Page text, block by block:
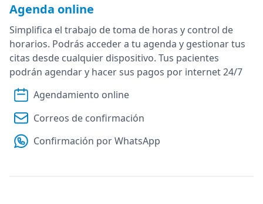
Agenda online
Simplifica el trabajo de toma de horas y control de
horarios. Podrás acceder a tu agenda y gestionar tus
citas desde cualquier dispositivo. Tus pacientes
podrán agendar y hacer sus pagos por internet 24/7
Agendamiento online
Correos de confirmación
Confirmación por WhatsApp